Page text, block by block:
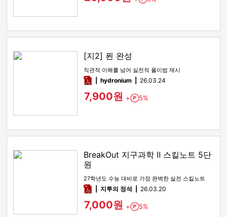
[지2] 푄 완성
직관적 이해를 넘어 실전적 풀이법 제시
pdfhydronium 26.03.24
7,900원 + Point
5%
BreakOut 지구과학 Ⅱ 스킬노트 5단
원
27학년도 수능 대비로 가장 완벽한 실전 스킬노트
pdf지투의 정석 26.03.20
7,000원 + Point
5%